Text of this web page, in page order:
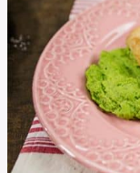
de
ervilhas